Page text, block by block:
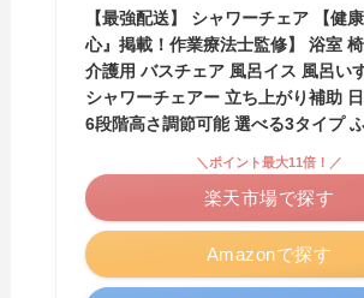
【最強配送】 シャワーチェア 【健
心』掲載！作業療法士監修】 浴室
介護用 バスチェア 風呂イス 風呂い
シャワーチェアー 立ち上がり補助
6段階高さ調節可能 選べる3タイプ
Amazonで探す
＼ポイント最大11倍！／
楽天市場で探す